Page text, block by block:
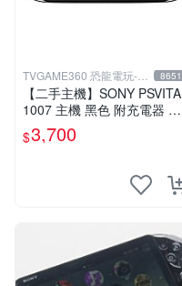
TVGAME360 恐龍電玩-台
中店
8651
【二手主機】SONY PSVITA
1007 主機 黑色 附充電器 US
B傳輸線 PS VITA PSV【台中
恐龍電玩】
$3,700